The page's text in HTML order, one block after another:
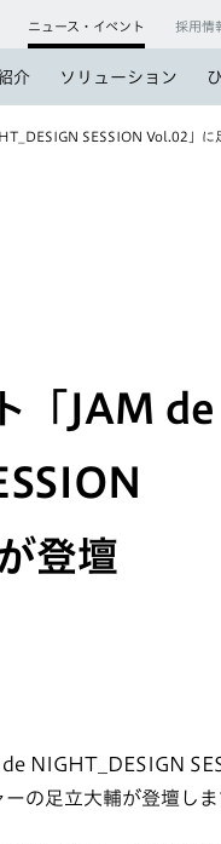
介 ソリューション
ニュース・イベント 採用情
SESSION Vol.02」に
「JAM de
登壇
NIGHT_DESIGN
の足立大輔が登壇しま